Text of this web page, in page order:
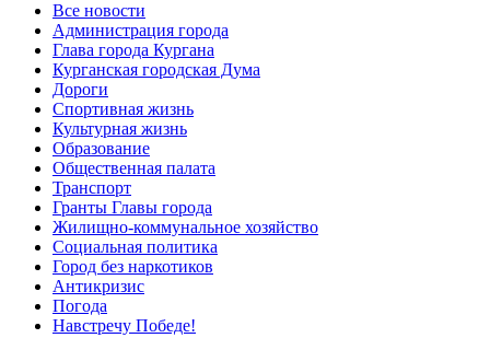
Все новости
Администрация города
Глава города Кургана
Курганская городская Дума
Дороги
Спортивная жизнь
Культурная жизнь
Образование
Общественная палата
Транспорт
Гранты Главы города
Жилищно-коммунальное хозяйство
Социальная политика
Город без наркотиков
Антикризис
Погода
Навстречу Победе!